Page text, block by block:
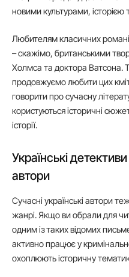
новими культурами, історією
Любителям класичних
– скажімо, британськими
Холмса та доктора Ватсона.
продовжуємо любити цих
говорити про сучасну
користуються історичні
історії.
Українські
автори
Сучасні українські автори
жанрі. Якщо ви обрали для
одним із таких відомих
активно працює у
охоплюють історичну